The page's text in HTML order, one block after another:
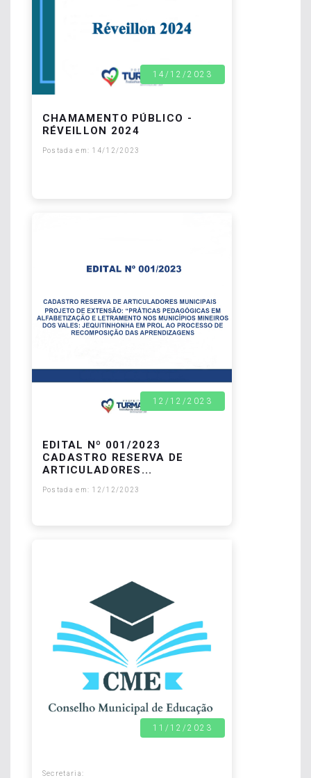
14/12/2023
CHAMAMENTO PÚBLICO -
RÉVEILLON 2024
Postada em: 14/12/2023
12/12/2023
EDITAL Nº 001/2023
CADASTRO RESERVA DE
ARTICULADORES...
Postada em: 12/12/2023
11/12/2023
Secretaria: